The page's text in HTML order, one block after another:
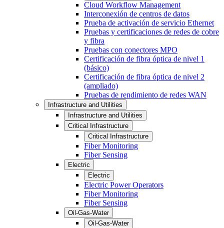
Cloud Workflow Management
Interconexión de centros de datos
Prueba de activación de servicio Ethernet
Pruebas y certificaciones de redes de cobre
y fibra
Pruebas con conectores MPO
Certificación de fibra óptica de nivel 1
(básico)
Certificación de fibra óptica de nivel 2
(ampliado)
Pruebas de rendimiento de redes WAN
Infrastructure and Utilities
Infrastructure and Utilities
Critical Infrastructure
Critical Infrastructure
Fiber Monitoring
Fiber Sensing
Electric
Electric
Electric Power Operators
Fiber Monitoring
Fiber Sensing
Oil-Gas-Water
Oil-Gas-Water